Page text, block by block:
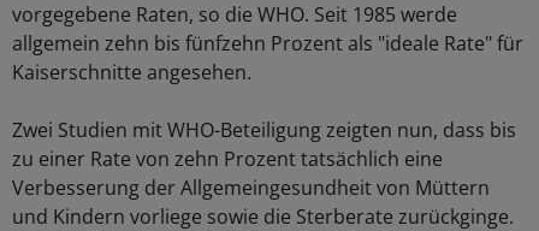
vorgegebene Raten, so die WHO. Seit 1985 werde
allgemein zehn bis fünfzehn Prozent als "ideale Rate" für
Kaiserschnitte angesehen.
Zwei Studien mit WHO-Beteiligung zeigten nun, dass bis
zu einer Rate von zehn Prozent tatsächlich eine
Verbesserung der Allgemeingesundheit von Müttern
und Kindern vorliege sowie die Sterberate zurückginge.